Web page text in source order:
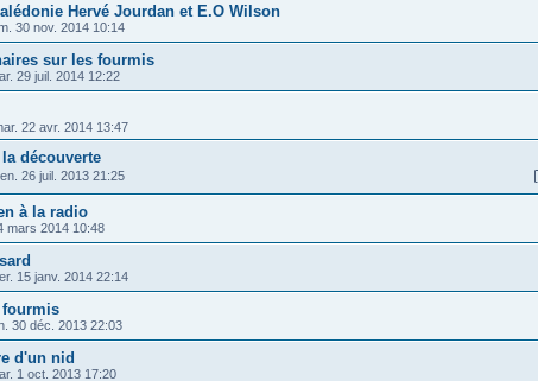
Hervé Jourdan et E.O Wilson
30 nov. 2014 10:14
sur les fourmis
29 juil. 2014 12:22
22 avr. 2014 13:47
découverte
26 juil. 2013 21:25
à la radio
mars 2014 10:48
15 janv. 2014 22:14
fourmis
30 déc. 2013 22:03
d'un nid
1 oct. 2013 17:20